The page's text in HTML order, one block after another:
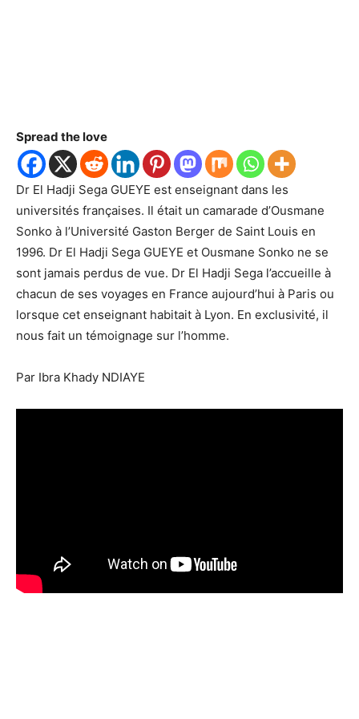
Spread the love
Dr El Hadji Sega GUEYE est enseignant dans les
universités françaises. Il était un camarade d’Ousmane
Sonko à l’Université Gaston Berger de Saint Louis en
1996. Dr El Hadji Sega GUEYE et Ousmane Sonko ne se
sont jamais perdus de vue. Dr El Hadji Sega l’accueille à
chacun de ses voyages en France aujourd’hui à Paris ou
lorsque cet enseignant habitait à Lyon. En exclusivité, il
nous fait un témoignage sur l’homme.
Par Ibra Khady NDIAYE